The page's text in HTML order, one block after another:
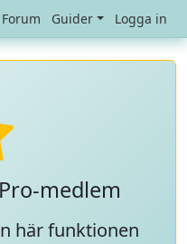
Forum Guider Logga in
medlem
här funktionen